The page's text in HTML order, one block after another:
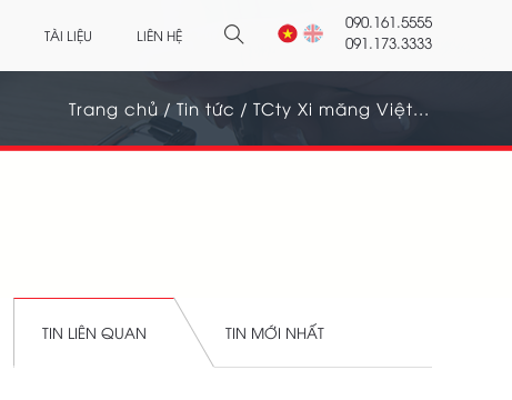
090.161.5555
091.173.3333
TÀI LIỆU LIÊN HỆ
Trang chủ / Tin tức / TCty Xi măng Việt...
TIN LIÊN QUAN TIN MỚI NHẤT